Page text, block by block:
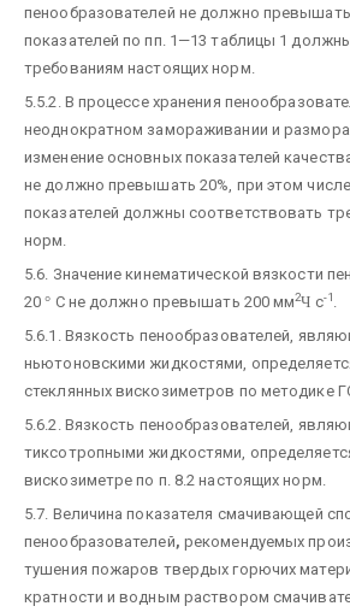
пенообразователей не должно превышать
показателей по пп. 1—13 таблицы 1
требованиям настоящих норм.
5.5.2. В процессе хранения
неоднократном замораживании и
изменение основных показателей
не должно превышать 20%, при этом
показателей должны соответствовать
норм.
5.6. Значение кинематической вязкости
20° С не должно превышать 200 мм2Ч с-1
5.6.1. Вязкость пенообразователей,
ньютоновскими жидкостями,
стеклянных вискозиметров по методике
5.6.2. Вязкость пенообразователей,
тиксотропными жидкостями,
вискозиметре по п. 8.2 настоящих норм.
5.7. Величина показателя смачивающей
пенообразователей, рекомендуемых
тушения пожаров твердых горючих
кратности и водным раствором